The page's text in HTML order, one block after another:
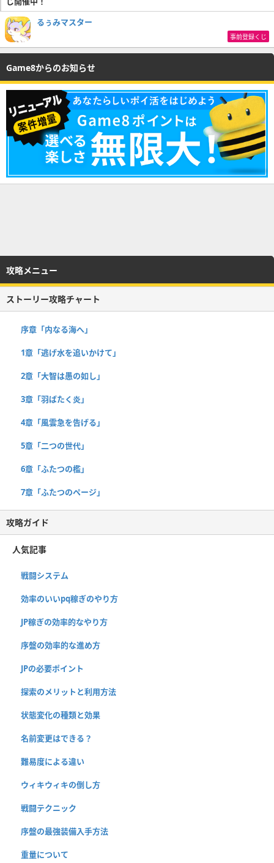
るぅみマスター
事前登録くじ
Game8からのお知らせ
攻略メニュー
ストーリー攻略チャート
序章「内なる海へ」
1章「逃げ水を追いかけて」
2章「大智は愚の如し」
3章「羽ばたく炎」
4章「風雲急を告げる」
5章「二つの世代」
6章「ふたつの檻」
7章「ふたつのページ」
攻略ガイド
人気記事
戦闘システム
効率のいいpq稼ぎのやり方
JP稼ぎの効率的なやり方
序盤の効率的な進め方
JPの必要ポイント
探索のメリットと利用方法
状態変化の種類と効果
名前変更はできる？
難易度による違い
ウィキウィキの倒し方
戦闘テクニック
序盤の最強装備入手方法
重量について